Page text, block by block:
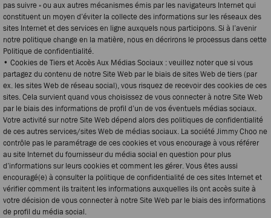
pas suivre » ou aux autres mécanismes émis par les navigateurs Internet qui
constituent un moyen d’éviter la collecte des informations sur les réseaux des
sites Internet et des services en ligne auxquels nous participons. Si à l’avenir
notre politique change en la matière, nous en décrirons le processus dans cette
Politique de confidentialité.
• Cookies de Tiers et Accès Aux Médias Sociaux : veuillez noter que si vous
partagez du contenu de notre Site Web par le biais de sites Web de tiers (par
ex. les sites Web de réseau social), vous risquez de recevoir des cookies de ces
sites. Cela survient quand vous choisissez de vous connecter à notre Site Web
par le biais des informations de profil d’un de vos éventuels médias sociaux.
Votre activité sur notre Site Web dépend alors des politiques de confidentialité
de ces autres services/sites Web de médias sociaux. La société Jimmy Choo ne
contrôle pas le paramétrage de ces cookies et vous encourage à vous référer
au site Internet du fournisseur du média social en question pour plus
d’informations sur leurs cookies et comment les gérer. Vous êtes aussi
encouragé(e) à consulter la politique de confidentialité de ces sites Internet et
vérifier comment ils traitent les informations auxquelles ils ont accès suite à
votre décision de vous connecter à notre Site Web par le biais des informations
de profil du média social.